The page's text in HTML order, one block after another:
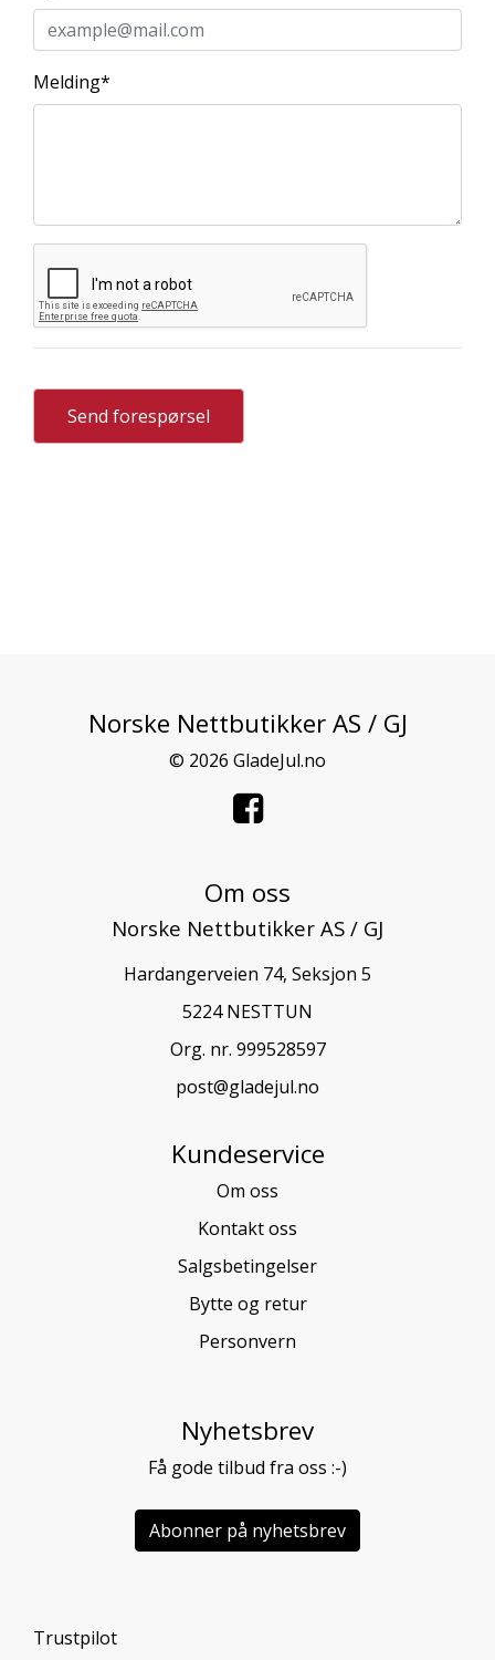
Melding*
Norske Nettbutikker AS / GJ
© 2026 GladeJul.no
Om oss
Norske Nettbutikker AS / GJ
Hardangerveien 74, Seksjon 5
5224 NESTTUN
Org. nr. 999528597
post@gladejul.no
Kundeservice
Om oss
Kontakt oss
Salgsbetingelser
Bytte og retur
Personvern
Nyhetsbrev
Få gode tilbud fra oss :-)
Abonner på nyhetsbrev
Trustpilot